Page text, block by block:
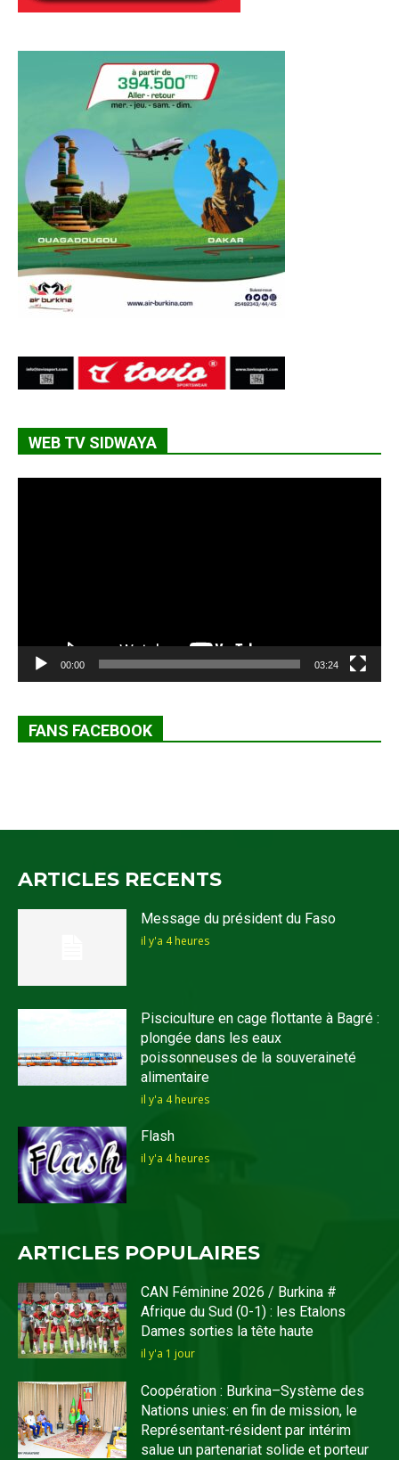
WEB TV SIDWAYA
00:00 03:24
FANS FACEBOOK
ARTICLES RECENTS
Message du président du Faso
il y'a 4 heures
Pisciculture en cage flottante à Bagré :
plongée dans les eaux
poissonneuses de la souveraineté
alimentaire
il y'a 4 heures
Flash
il y'a 4 heures
ARTICLES POPULAIRES
CAN Féminine 2026 / Burkina #
Afrique du Sud (0-1) : les Etalons
Dames sorties la tête haute
il y'a 1 jour
Coopération : Burkina–Système des
Nations unies: en fin de mission, le
Représentant-résident par intérim
salue un partenariat solide et porteur